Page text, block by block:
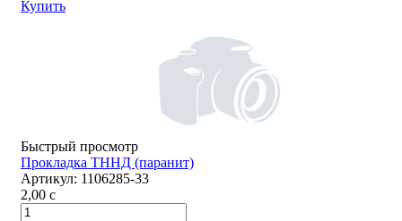
Купить
Быстрый просмотр
Прокладка ТННД (паранит)
Артикул: 1106285-33
2,00 c